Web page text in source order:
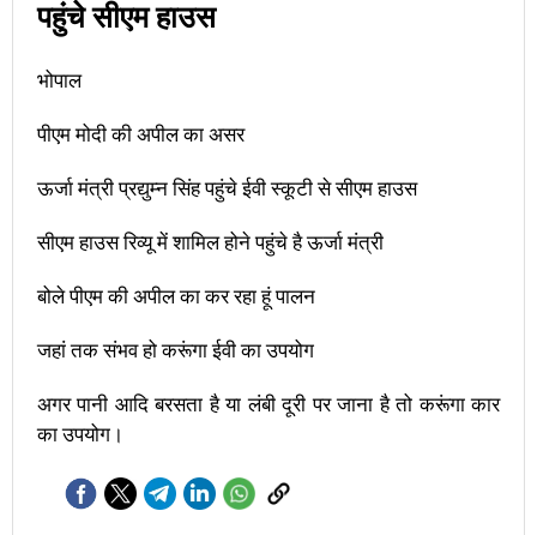
पहुंचे सीएम हाउस
भोपाल
पीएम मोदी की अपील का असर
ऊर्जा मंत्री प्रद्युम्न सिंह पहुंचे ईवी स्कूटी से सीएम हाउस
सीएम हाउस रिव्यू में शामिल होने पहुंचे है ऊर्जा मंत्री
बोले पीएम की अपील का कर रहा हूं पालन
जहां तक संभव हो करूंगा ईवी का उपयोग
अगर पानी आदि बरसता है या लंबी दूरी पर जाना है तो करूंगा कार
का उपयोग।